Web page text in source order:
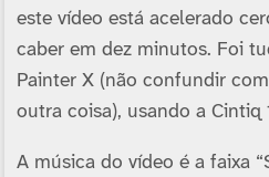
este ví­deo está acelerado
caber em dez minutos. Foi
Painter X (não confundir
outra coisa), usando a Cintiq
A música do ví­deo é a faixa